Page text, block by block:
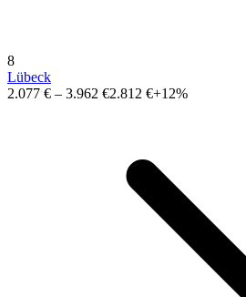
8
Lübeck
2.077 € – 3.962 €2.812 €+12%